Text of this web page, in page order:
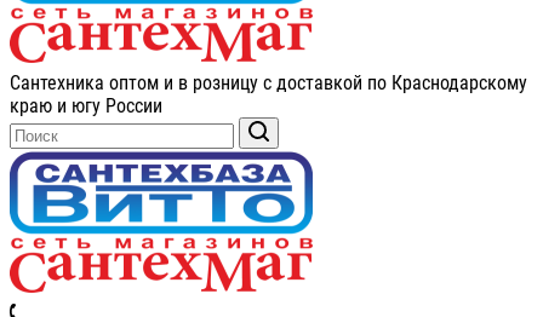
Сантехника оптом и в розницу с доставкой по Краснодарскому
краю и югу России